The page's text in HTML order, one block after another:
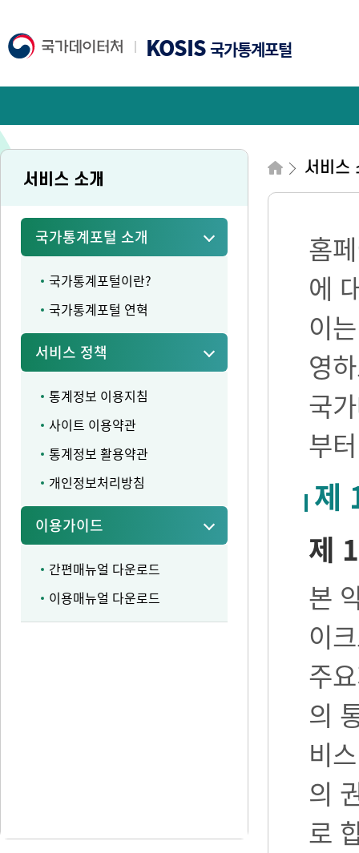
KOSIS국가통계포털
서비스 소개
국가통계포털 소개
국가통계포털이란?
국가통계포털 연혁
서비스 정책
통계정보 이용지침
사이트 이용약관
통계정보 활용약관
개인정보처리방침
이용가이드
간편매뉴얼 다운로드
이용매뉴얼 다운로드
서비스
홈
에
이
영
국
부
제
제
본
이
주
의
비
의
로